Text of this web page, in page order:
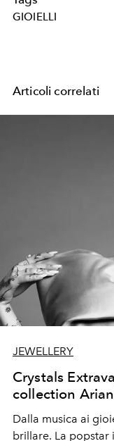
GIOIELLI
Articoli correlati
JEWELLERY
Crystals
collection
Dalla musica ai
brillare. La popstar